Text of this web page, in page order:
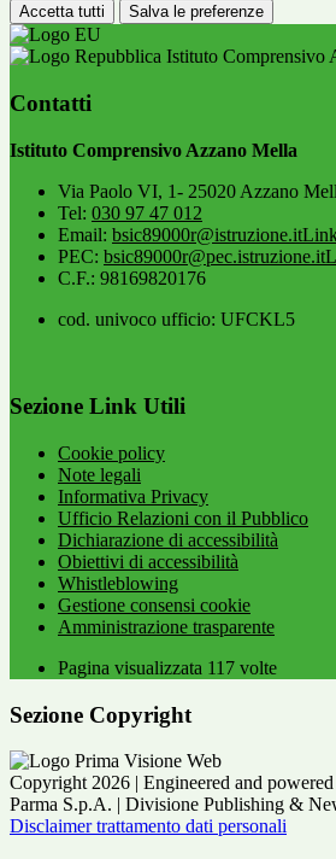
Accetta tutti Salva le preferenze
Istituto Comprensivo
Contatti
Istituto Comprensivo Azzano Mella
Via Paolo VI, 1- 25020 Azzano
Tel: 030 97 47 012
Email: bsic89000r@istruzione.it
PEC: bsic89000r@pec.istruzione.it
C.F.: 98169820176
cod. univoco ufficio: UFCKL5
Sezione Link Utili
Cookie policy
Note legali
Informativa Privacy
Ufficio Relazioni con il Pubblico
Dichiarazione di accessibilità
Obiettivi di accessibilità
Whistleblowing
Gestione consensi cookie
Amministrazione trasparente
Pagina visualizzata 117 volte
Sezione Copyright
Copyright 2026 | Engineered and
Parma S.p.A. | Divisione Publishing &
Disclaimer trattamento dati personali